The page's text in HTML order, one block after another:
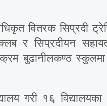
वितरक सिप्रदी
र सिप्रदीयन
बुढानीलकण्ठ
गरी १६ विद्यालयका